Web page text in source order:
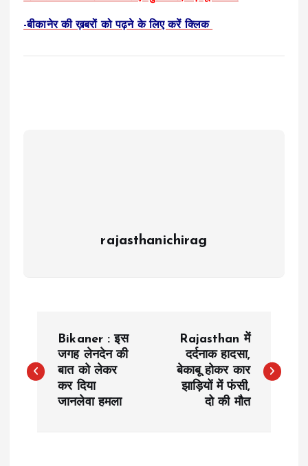
-बीकानेर की ख़बरों को पढ़ने के लिए करें क्लिक
rajasthanichirag
o
Bikaner : इस
जगह लेनदेन की
बात को लेकर
कर दिया
जानलेवा हमला
Rajasthan में
दर्दनाक हादसा,
बेकाबू होकर कार
झाड़ियों में फंसी,
दो की मौत